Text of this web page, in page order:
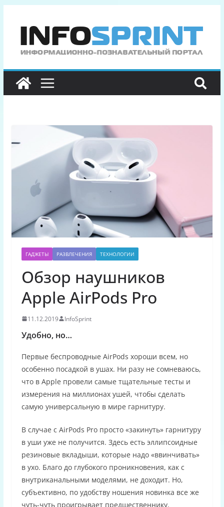
содержимому
ГАДЖЕТЫ РАЗВЛЕЧЕНИЯ ТЕХНОЛОГИИ
Обзор наушников
Apple AirPods Pro
11.12.2019 InfoSprint
Удобно, но…
Первые беспроводные AirPods хороши всем, но
особенно посадкой в ушах. Ни разу не сомневаюсь,
что в Apple провели самые тщательные тесты и
измерения на миллионах ушей, чтобы сделать
самую универсальную в мире гарнитуру.
В случае с AirPods Pro просто «закинуть» гарнитуру
в уши уже не получится. Здесь есть эллипсоидные
резиновые вкладыши, которые надо «ввинчивать»
в ухо. Благо до глубокого проникновения, как с
внутриканальными моделями, не доходит. Но,
субъективно, по удобству ношения новинка все же
чуть-чуть проигрывает предшественнику.